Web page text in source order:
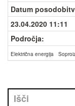
Datum
23.04.2020 11:11
Področja:
Električna energija